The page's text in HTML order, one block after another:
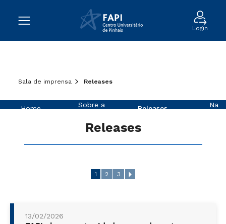
Login
Home
Sobre a
FAPI
Releases
Na
Sala de imprensa Releases
Releases
1 2 3
13/02/2026